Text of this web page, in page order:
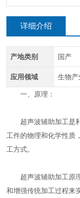
详细介绍
产地类别 国产
应用领域 生物
一、原理：
超声波辅助加工是利
工件的物理和化学性质
工方式。
超声波辅助加工原理
和增强传统加工过程来